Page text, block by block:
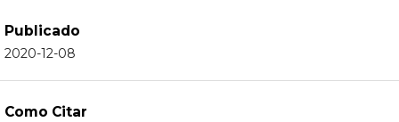
Publicado
2020-12-08
Como Citar